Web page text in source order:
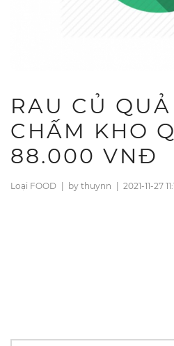
RAU CỦ
CHẤM KHO
88.000 VNĐ
Loại FOOD | by thuynn | 2021-11-27